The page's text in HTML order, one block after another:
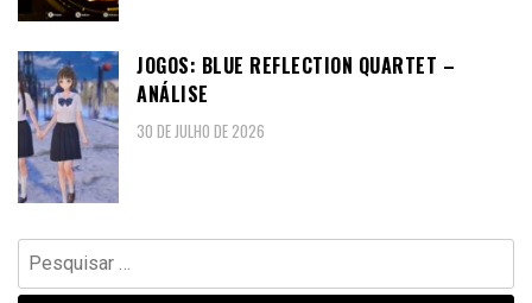
JOGOS: BLUE REFLECTION QUARTET –
ANÁLISE
30 DE JULHO DE 2026
Pesquisar
por: